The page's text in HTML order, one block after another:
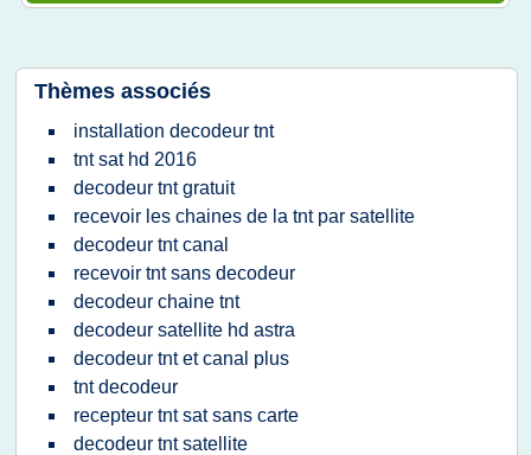
Thèmes associés
installation decodeur tnt
tnt sat hd 2016
decodeur tnt gratuit
recevoir les chaines de la tnt par satellite
decodeur tnt canal
recevoir tnt sans decodeur
decodeur chaine tnt
decodeur satellite hd astra
decodeur tnt et canal plus
tnt decodeur
recepteur tnt sat sans carte
decodeur tnt satellite